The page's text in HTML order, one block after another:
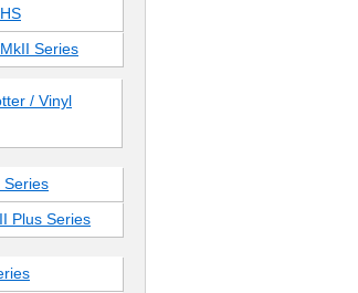
Series
/ Vinyl
Series
Plus Series